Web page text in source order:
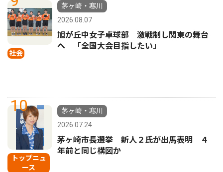
社会
茅ヶ崎・寒川
2026.08.07
旭が丘中女子卓球部 激戦制し関東の舞台
へ 「全国大会目指したい」
10
トップニュ
ース
茅ヶ崎・寒川
2026.07.24
茅ヶ崎市長選挙 新人２氏が出馬表明 ４
年前と同じ構図か